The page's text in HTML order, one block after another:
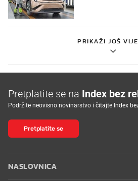
PRIKAŽI JOŠ
Pretplatite se na Index bez
Podržite neovisno novinarstvo i čitajte Index
Pretplatite se
NASLOVNICA